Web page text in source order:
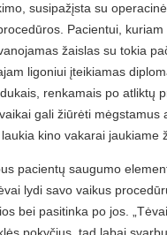
susipažįsta su
Pacientui,
žaislas su tokia
ligoniui įteikiamas
renkamais po atliktų
gali žiūrėti mėgstamus
kino vakarai jaukiame
pacientų saugumo
lydi savo vaikus
bei pasitinka po jos.